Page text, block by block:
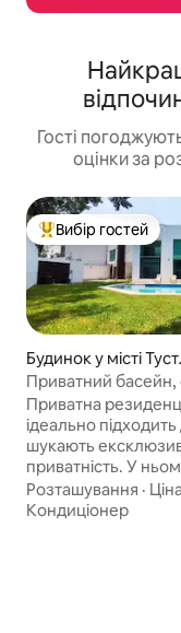
Гості
оцінки за
Топ вибір гостей
Вибір гостей
Будинок у місті
єррес
Приватний басейн,
Приватна
ідеально підходить
шукають
приватність. У ньому є приватний
басейн, великий
зал у тихому
Розташування ·
Кондиціонер